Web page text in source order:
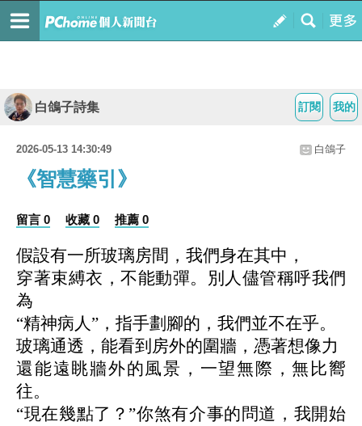
我的
訂閱
白鴿子詩集
2026-05-13 14:30:49 白鴿子
《智慧藥引》
留言 0 收藏 0 推薦 0
假設有一所玻璃房間，我們身在其中，
穿著束縛衣，不能動彈。別人儘管稱呼我們
為
“精神病人”，指手劃腳的，我們並不在乎。
玻璃通透，能看到房外的圍牆，憑著想像力
還能遠眺牆外的風景，一望無際，無比嚮
往。
“現在幾點了？”你煞有介事的問道，我開始